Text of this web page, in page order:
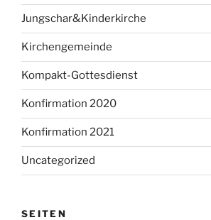
Jungschar&Kinderkirche
Kirchengemeinde
Kompakt-Gottesdienst
Konfirmation 2020
Konfirmation 2021
Uncategorized
SEITEN